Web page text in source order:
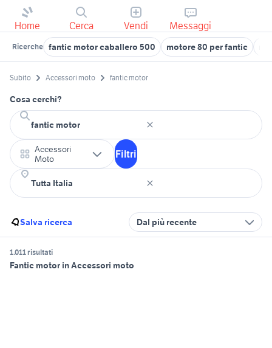
Home Cerca Vendi Messaggi
Ricerche fantic motor caballero 500 motore 80 per fantic
Subito Accessori moto fantic motor
Cosa cerchi?
Accessori
Moto
Filtri
Salva ricerca Dal più recente
1.011 risultati
Fantic motor in Accessori moto